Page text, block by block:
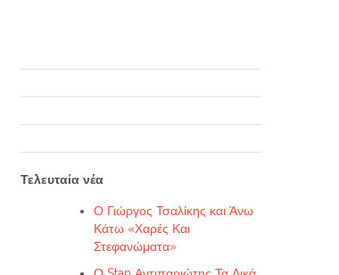
Τελευταία νέα
Ο Γιώργος Τσαλίκης και Άνω
Κάτω «Χαρές Και
Στεφανώματα»